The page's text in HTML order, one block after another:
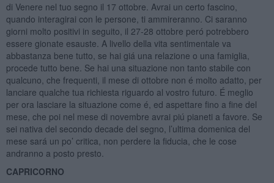
di Venere nel tuo segno il 17 ottobre. Avrai un certo fascino,
quando interagirai con le persone, ti ammireranno. Ci saranno
giorni molto positivi in seguito, il 27-28 ottobre peró potrebbero
essere gionate esauste. A livello della vita sentimentale va
abbastanza bene tutto, se hai giá una relazione o una famiglia,
procede tutto bene. Se hai una situazione non tanto stabile con
qualcuno, che frequenti, il mese di ottobre non é molto adatto, per
lanciare qualche tua richiesta riguardo al vostro futuro. É meglio
per ora lasciare la situazione come é, ed aspettare fino a fine del
mese, che poi nel mese di novembre avrai piú pianeti a favore. Se
sei nativa del secondo decade del segno, l’ultima domenica del
mese sará un po’ critica, non perdere la fiducia, che le cose
andranno a posto presto.
CAPRICORNO